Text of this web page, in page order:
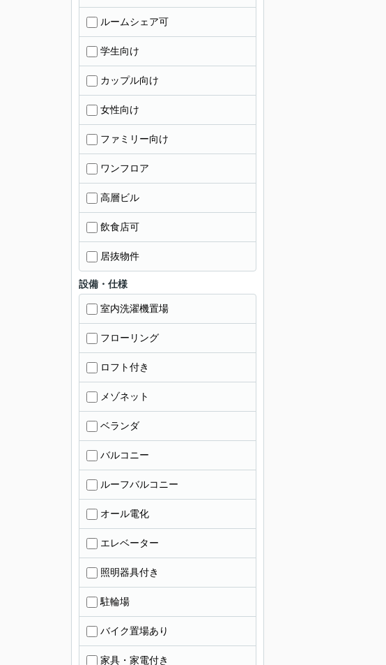
ルームシェア可
学生向け
カップル向け
女性向け
ファミリー向け
ワンフロア
高層ビル
飲食店可
居抜物件
設備・仕様
室内洗濯機置場
フローリング
ロフト付き
メゾネット
ベランダ
バルコニー
ルーフバルコニー
オール電化
エレベーター
照明器具付き
駐輪場
バイク置場あり
家具・家電付き